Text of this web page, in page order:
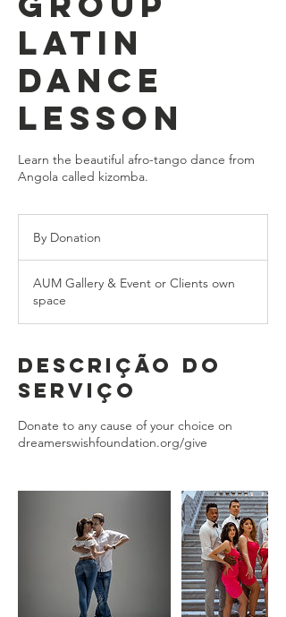
Latin
Dance
lesson
Learn the beautiful afro-tango dance from
Angola called kizomba.
By Donation
AUM Gallery & Event or Clients own
space
Descrição do
serviço
Donate to any cause of your choice on
dreamerswishfoundation.org/give